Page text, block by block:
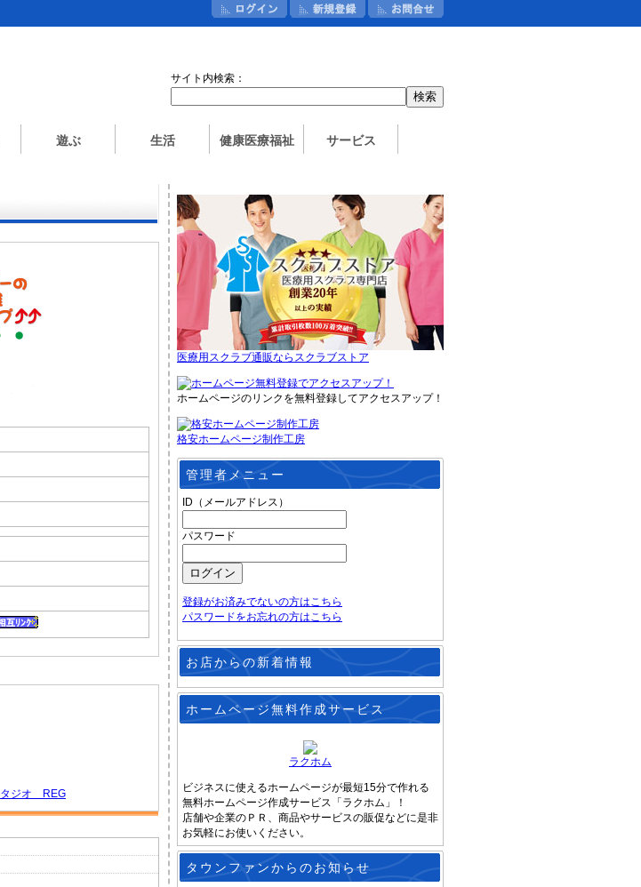
サイト内検索：
遊ぶ 生活 健康医療福祉 サービス
医療用スクラブ通販ならスクラブストア
ホームページのリンクを無料登録してアクセスアップ！
格安ホームページ制作工房
管理者メニュー
ID（メールアドレス）
パスワード
登録がお済みでないの方はこちら
パスワードをお忘れの方はこちら
お店からの新着情報
ホームページ無料作成サービス
ラクホム
ビジネスに使えるホームページが最短15分で作れる
無料ホームページ作成サービス「ラクホム」！
店舗や企業のＰＲ、商品やサービスの販促などに是非
お気軽にお使いください。
タウンファンからのお知らせ